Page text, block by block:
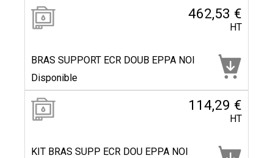
462,53 €
HT
BRAS SUPPORT ECR DOUB EPPA NOI
Disponible
114,29 €
HT
KIT BRAS SUPP ECR DOU EPPA NOI